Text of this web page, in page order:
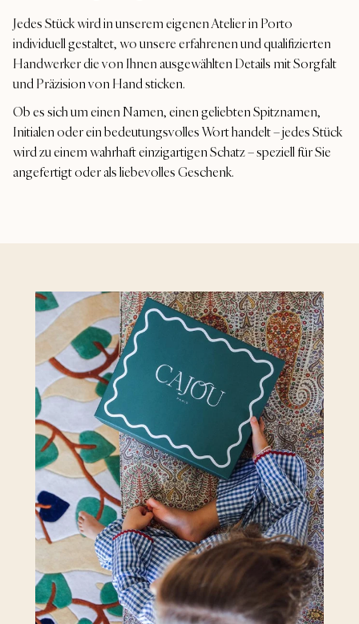
Jedes Stück wird in unserem eigenen Atelier in Porto
individuell gestaltet, wo unsere erfahrenen und qualifizierten
Handwerker die von Ihnen ausgewählten Details mit Sorgfalt
und Präzision von Hand sticken.
Ob es sich um einen Namen, einen geliebten Spitznamen,
Initialen oder ein bedeutungsvolles Wort handelt – jedes Stück
wird zu einem wahrhaft einzigartigen Schatz – speziell für Sie
angefertigt oder als liebevolles Geschenk.